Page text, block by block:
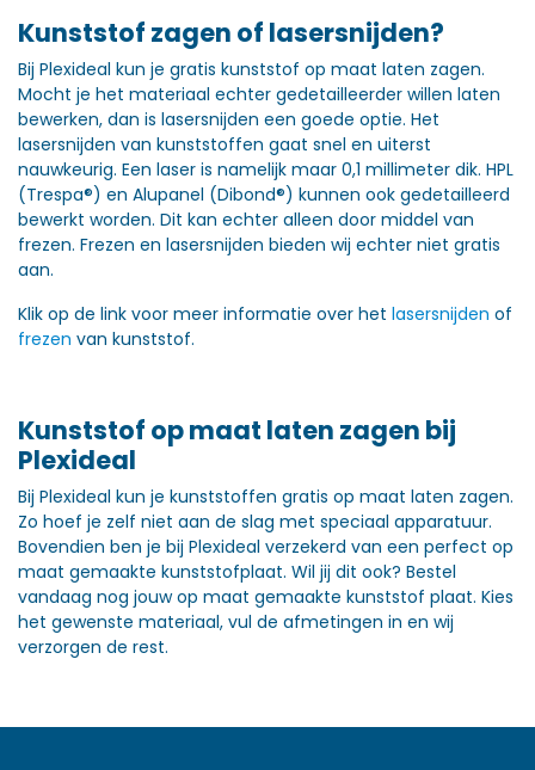
Kunststof zagen of lasersnijden?
Bij Plexideal kun je gratis kunststof op maat laten zagen.
Mocht je het materiaal echter gedetailleerder willen laten
bewerken, dan is lasersnijden een goede optie. Het
lasersnijden van kunststoffen gaat snel en uiterst
nauwkeurig. Een laser is namelijk maar 0,1 millimeter dik. HPL
(Trespa®) en Alupanel (Dibond®) kunnen ook gedetailleerd
bewerkt worden. Dit kan echter alleen door middel van
frezen. Frezen en lasersnijden bieden wij echter niet gratis
aan.
Klik op de link voor meer informatie over het lasersnijden of
frezen van kunststof.
Kunststof op maat laten zagen bij
Plexideal
Bij Plexideal kun je kunststoffen gratis op maat laten zagen.
Zo hoef je zelf niet aan de slag met speciaal apparatuur.
Bovendien ben je bij Plexideal verzekerd van een perfect op
maat gemaakte kunststofplaat. Wil jij dit ook? Bestel
vandaag nog jouw op maat gemaakte kunststof plaat. Kies
het gewenste materiaal, vul de afmetingen in en wij
verzorgen de rest.